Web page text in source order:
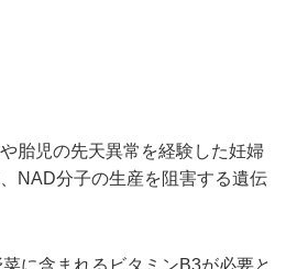
胎児の先天異常を経験した妊婦
NAD分子の生産を阻害する遺伝